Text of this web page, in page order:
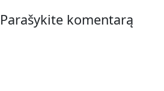
Parašykite komentarą